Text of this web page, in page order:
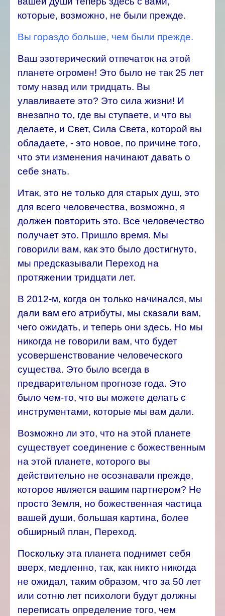
которые, возможно, не были прежде.
Вы гораздо больше, чем были прежде.
Ваш эзотерический отпечаток на этой
планете огромен! Это было не так 25 лет
тому назад или тридцать. Вы
улавливаете это? Это сила жизни! И
внезапно то, где вы ступаете, и что вы
делаете, и Свет, Сила Света, которой вы
обладаете, - это новое, по причине того,
что эти изменения начинают давать о
себе знать.
Итак, это не только для старых душ, это
для всего человечества, возможно, я
должен повторить это. Все человечество
получает это. Пришло время. Мы
говорили вам, как это было достигнуто,
мы предсказывали Переход на
протяжении тридцати лет.
В 2012-м, когда он только начинался, мы
дали вам его атрибуты, мы сказали вам,
чего ожидать, и теперь они здесь. Но мы
никогда не говорили вам, что будет
усовершенствование человеческого
существа. Это было всегда в
предварительном прогнозе года. Это
было чем-то, что вы можете делать с
инструментами, которые мы вам дали.
Возможно ли это, что на этой планете
существует соединение с божественным
на этой планете, которого вы
действительно не осознавали прежде,
которое является вашим партнером? Не
просто Земля, но божественная частица
вашей души, большая картина, более
обширный план, Переход.
Поскольку эта планета поднимет себя
вверх, медленно, так, как никто никогда
не ожидал, таким образом, что за 50 лет
или сотню лет психологи будут должны
переписать определение того, чем